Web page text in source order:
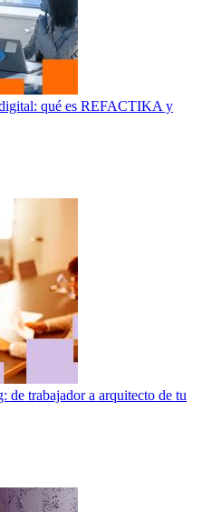
qué es REFACTIKA y
trabajador a arquitecto de tu